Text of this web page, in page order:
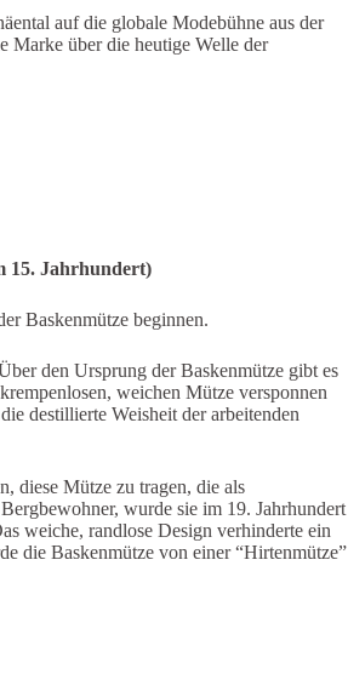
auf die globale Modebühne aus der
Marke über die heutige Welle der
15. Jahrhundert)
Baskenmütze beginnen.
den Ursprung der Baskenmütze gibt es
weichen Mütze versponnen
destillierte Weisheit der arbeitenden
diese Mütze zu tragen, die als
wurde sie im 19. Jahrhundert
weiche, randlose Design verhinderte ein
die Baskenmütze von einer “Hirtenmütze”